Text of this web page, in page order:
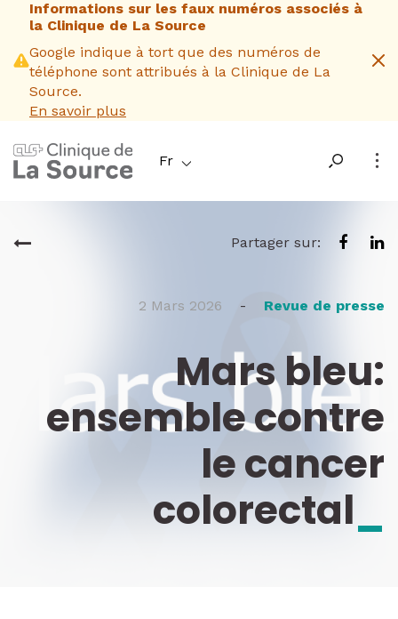
Aller
contenu
principal
Informations sur les faux numéros associés à
la Clinique de La Source
Google indique à tort que des numéros de
téléphone sont attribués à la Clinique de La
Source.
En savoir plus
Fr
Partager sur:
2 Mars 2026 - Revue de presse
Mars bleu:
ensemble contre
le cancer
colorectal